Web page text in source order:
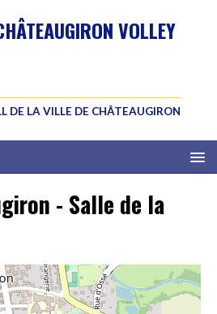
VOLLEY
DE LA VILLE DE CHÂTEAUGIRON
- Salle de la